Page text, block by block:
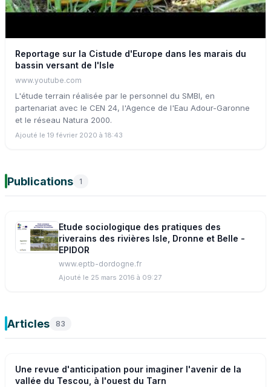
Reportage sur la Cistude d'Europe dans les marais du
bassin versant de l'Isle
www.youtube.com
L'étude terrain réalisée par le personnel du SMBI, en
partenariat avec le CEN 24, l'Agence de l'Eau Adour-Garonne
et le réseau Natura 2000.
Ajouté le 19 février 2020 à 18:43
Publications 1
Etude sociologique des pratiques des
riverains des rivières Isle, Dronne et Belle -
EPIDOR
www.eptb-dordogne.fr
Ajouté le 25 mars 2016 à 09:27
Articles 83
Une revue d'anticipation pour imaginer l'avenir de la
vallée du Tescou, à l'ouest du Tarn